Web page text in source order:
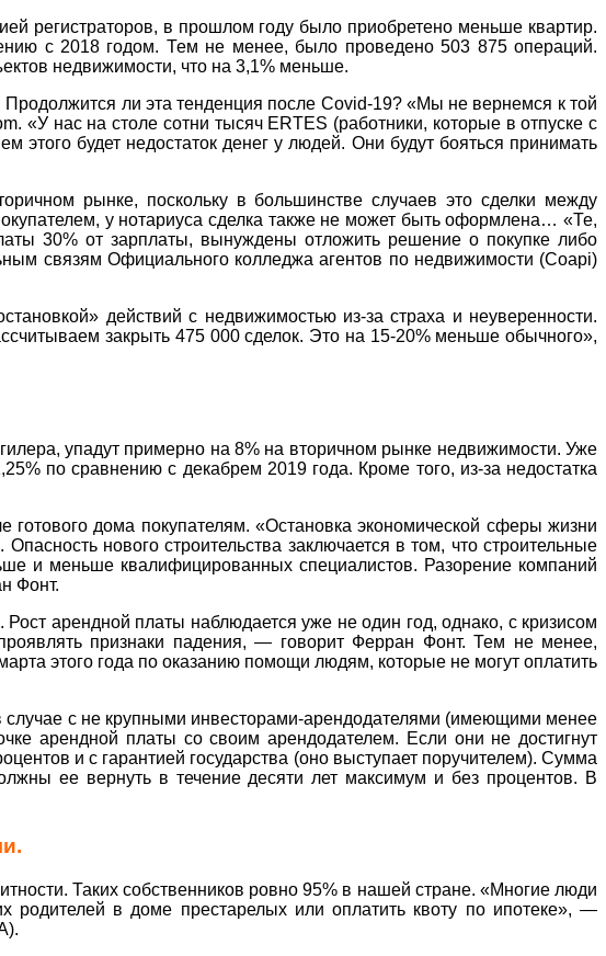
регистраторов, в прошлом году было приобретено меньше квартир.
с 2018 годом. Тем не менее, было проведено 503 875 операций.
недвижимости, что на 3,1% меньше.
ли эта тенденция после Covid-19? «Мы не вернемся к той
«У нас на столе сотни тысяч ERTES (работники, которые в отпуске с
будет недостаток денег у людей. Они будут бояться принимать
рынке, поскольку в большинстве случаев это сделки между
у нотариуса сделка также не может быть оформлена… «Те,
30% от зарплаты, вынуждены отложить решение о покупке либо
связям Официального колледжа агентов по недвижимости (Coapi)
действий с недвижимостью из-за страха и неуверенности.
закрыть 475 000 сделок. Это на 15-20% меньше обычного»,
упадут примерно на 8% на вторичном рынке недвижимости. Уже
по сравнению с декабрем 2019 года. Кроме того, из-за недостатка
готового дома покупателям. «Остановка экономической сферы жизни
нового строительства заключается в том, что строительные
и меньше квалифицированных специалистов. Разорение компаний
Фонт.
арендной платы наблюдается уже не один год, однако, с кризисом
признаки падения, — говорит Ферран Фонт. Тем не менее,
этого года по оказанию помощи людям, которые не могут оплатить
случае с не крупными инвесторами-арендодателями (имеющими менее
арендной платы со своим арендодателем. Если они не достигнут
и с гарантией государства (оно выступает поручителем). Сумма
ее вернуть в течение десяти лет максимум и без процентов. В
Таких собственников ровно 95% в нашей стране. «Многие люди
родителей в доме престарелых или оплатить квоту по ипотеке», —